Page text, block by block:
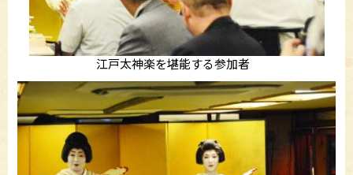
江戸太神楽を堪能する参加者